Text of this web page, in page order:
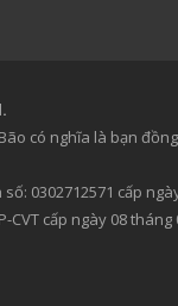
có nghĩa là bạn
0302712571 cấp
cấp ngày 08 tháng